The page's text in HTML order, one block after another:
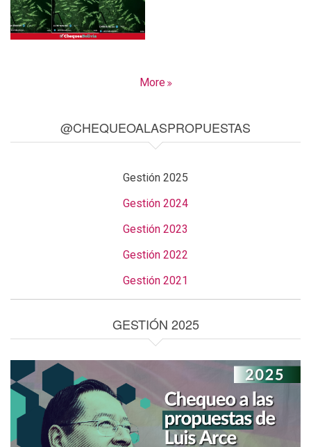
More
@CHEQUEOALASPROPUESTAS
Gestión 2025
Gestión 2024
Gestión 2023
Gestión 2022
Gestión 2021
GESTIÓN 2025